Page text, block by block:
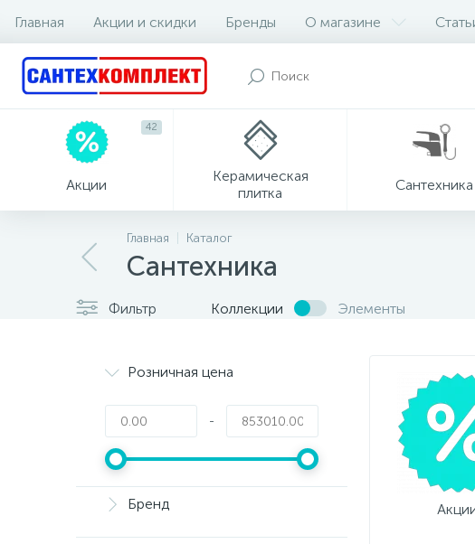
Главная Акции и скидки Бренды О магазине
Акции
42
Керамическая
плитка
Сантехника
Главная Каталог
Сантехника
Фильтр Коллекции Элементы
Розничная цена
-
Бренд